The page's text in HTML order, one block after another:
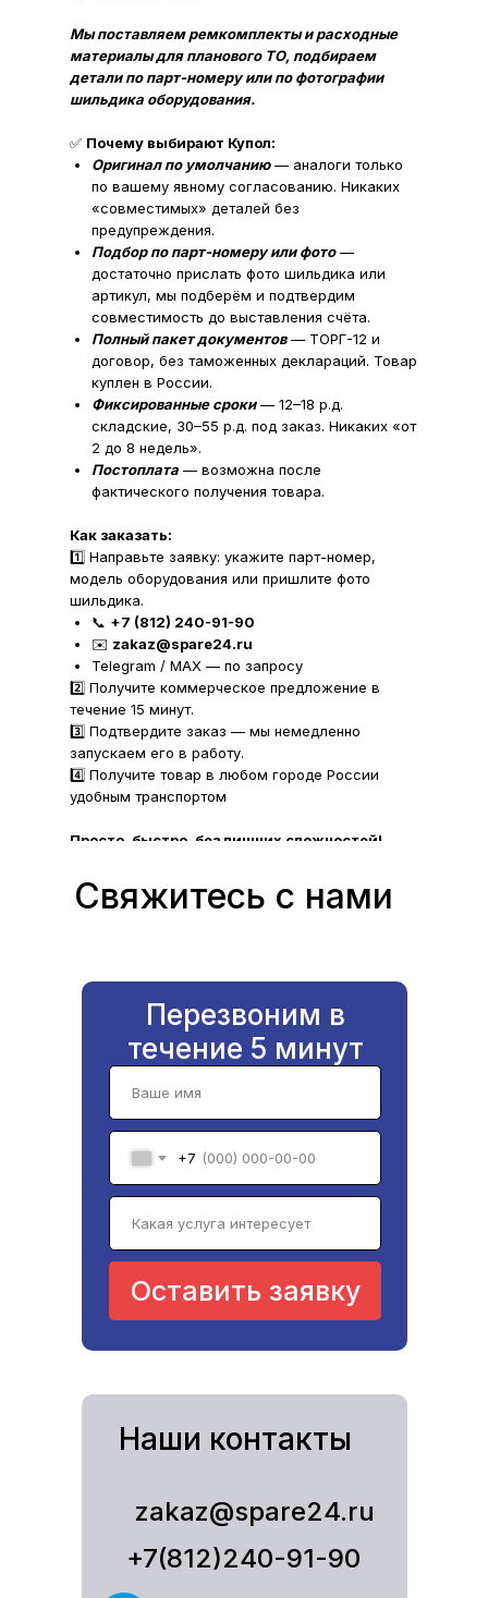
Мы поставляем ремкомплекты и расходные
материалы для планового ТО, подбираем
детали по парт-номеру или по фотографии
шильдика оборудования.
✅ Почему выбирают Купол:
Оригинал по умолчанию — аналоги только
по вашему явному согласованию. Никаких
«совместимых» деталей без
предупреждения.
Подбор по парт-номеру или фото—
достаточно прислать фото шильдика или
артикул, мы подберём и подтвердим
совместимость до выставления счёта.
Полный пакет документов— ТОРГ-12 и
договор, без таможенных деклараций. Товар
куплен в России.
Фиксированные сроки— 12–18 р.д.
складские, 30–55 р.д. под заказ. Никаких «от
2 до 8 недель».
Постоплата — возможна после
фактического получения товара.
Как заказать:
1️⃣ Направьте заявку: укажите парт-номер,
модель оборудования или пришлите фото
шильдика.
📞 +7 (812) 240-91-90
✉️ zakaz@spare24.ru
Telegram / MAX — по запросу
2️⃣ Получите коммерческое предложение в
течение 15 минут.
3️⃣ Подтвердите заказ — мы немедленно
запускаем его в работу.
4️⃣ Получите товар в любом городе России
удобным транспортом
Просто, быстро, без лишних сложностей!
Свяжитесь с нами
+7
Оставить заявку
+7(812)240-91-90
zakaz@spare24.ru
Перезвоним в
течение 5 минут
Наши контакты